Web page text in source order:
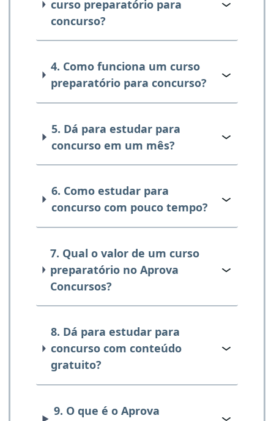
curso preparatório para
concurso?
4. Como funciona um curso
preparatório para concurso?
5. Dá para estudar para
concurso em um mês?
6. Como estudar para
concurso com pouco tempo?
7. Qual o valor de um curso
preparatório no Aprova
Concursos?
8. Dá para estudar para
concurso com conteúdo
gratuito?
9. O que é o Aprova